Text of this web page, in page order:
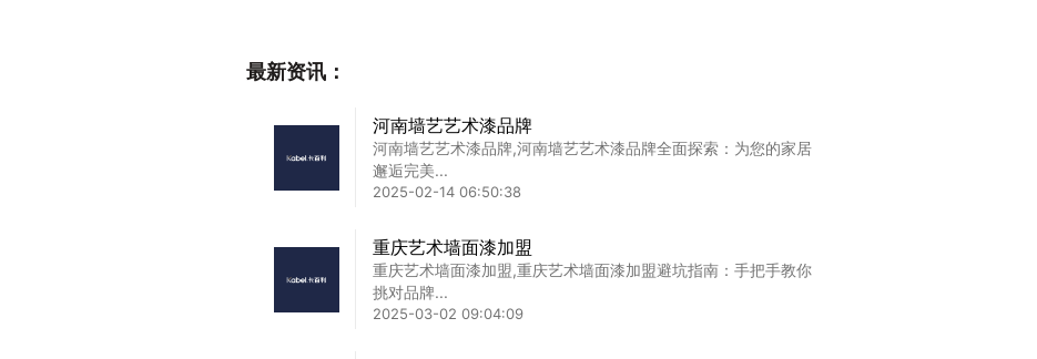
最新资讯：
河南墙艺艺术漆品牌
河南墙艺艺术漆品牌,河南墙艺艺术漆品牌全面探索：为您的家居
邂逅完美...
2025-02-14 06:50:38
重庆艺术墙面漆加盟
重庆艺术墙面漆加盟,重庆艺术墙面漆加盟避坑指南：手把手教你
挑对品牌...
2025-03-02 09:04:09